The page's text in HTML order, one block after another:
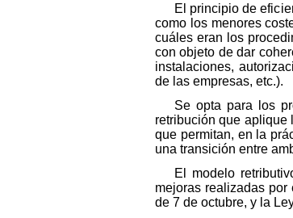
El principio de
como los menores
cuáles eran los
con objeto de dar
instalaciones,
de las empresas, etc.).
Se opta para los
retribución que aplique
que permitan, en la
una transición entre
El modelo
mejoras realizadas
de 7 de octubre, y la